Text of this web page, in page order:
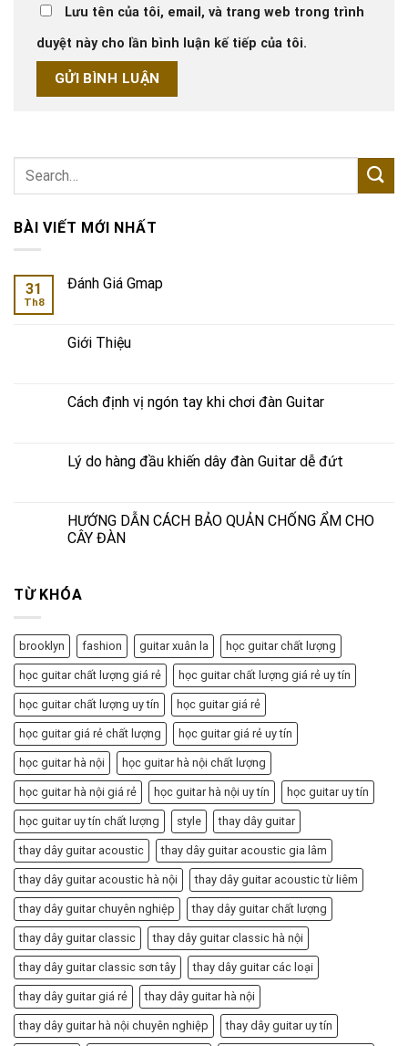
BÀI VIẾT MỚI NHẤT
31
Th8
Đánh Giá Gmap
Giới Thiệu
Cách định vị ngón tay khi chơi đàn Guitar
Lý do hàng đầu khiến dây đàn Guitar dễ đứt
HƯỚNG DẪN CÁCH BẢO QUẢN CHỐNG ẨM CHO
CÂY ĐÀN
TỪ KHÓA
brooklyn fashion guitar xuân la học guitar chất lượng
học guitar chất lượng giá rẻ học guitar chất lượng giá rẻ uy tín
học guitar chất lượng uy tín học guitar giá rẻ
học guitar giá rẻ chất lượng học guitar giá rẻ uy tín
học guitar hà nội học guitar hà nội chất lượng
học guitar hà nội giá rẻ học guitar hà nội uy tín học guitar uy tín
học guitar uy tín chất lượng style thay dây guitar
thay dây guitar acoustic thay dây guitar acoustic gia lâm
thay dây guitar acoustic hà nội thay dây guitar acoustic từ liêm
thay dây guitar chuyên nghiệp thay dây guitar chất lượng
thay dây guitar classic thay dây guitar classic hà nội
thay dây guitar classic sơn tây thay dây guitar các loại
thay dây guitar giá rẻ thay dây guitar hà nội
thay dây guitar hà nội chuyên nghiệp thay dây guitar uy tín
Lưu tên của tôi, email, và trang web trong trình
duyệt này cho lần bình luận kế tiếp của tôi.